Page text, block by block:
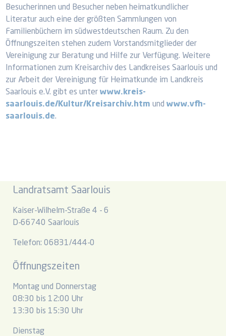
Besucherinnen und Besucher neben heimatkundlicher
Literatur auch eine der größten Sammlungen von
Familienbüchern im südwestdeutschen Raum. Zu den
Öffnungszeiten stehen zudem Vorstandsmitglieder der
Vereinigung zur Beratung und Hilfe zur Verfügung. Weitere
Informationen zum Kreisarchiv des Landkreises Saarlouis und
zur Arbeit der Vereinigung für Heimatkunde im Landkreis
Saarlouis e.V. gibt es unterwww.kreis-
saarlouis.de/Kultur/Kreisarchiv.htm undwww.vfh-
saarlouis.de.
Landratsamt Saarlouis
Kaiser-Wilhelm-Straße 4 - 6
D-66740 Saarlouis
Telefon: 06831/444-0
Öffnungszeiten
Montag und Donnerstag
08:30 bis 12:00 Uhr
13:30 bis 15:30 Uhr
Dienstag